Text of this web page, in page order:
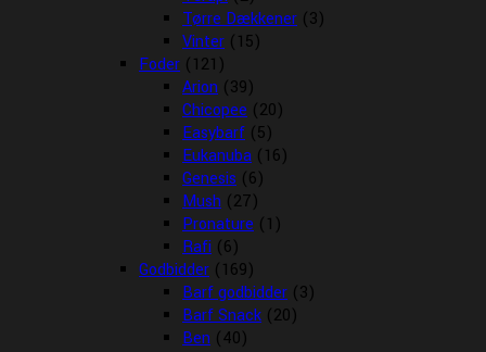
Tørre Dækkener (3)
Vinter (15)
Foder (121)
Arion (39)
Chicopee (20)
Easybarf (5)
Eukanuba (16)
Genesis (6)
Mush (27)
Pronature (1)
Rafi (6)
Godbidder (169)
Barf godbidder (3)
Barf Snack (20)
Ben (40)